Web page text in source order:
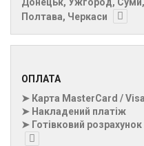
Полтава, Черкаси
ОПЛАТА
➤ Карта MasterCard / Visa
➤ Накладений платіж
➤ Готівковий розрахунок